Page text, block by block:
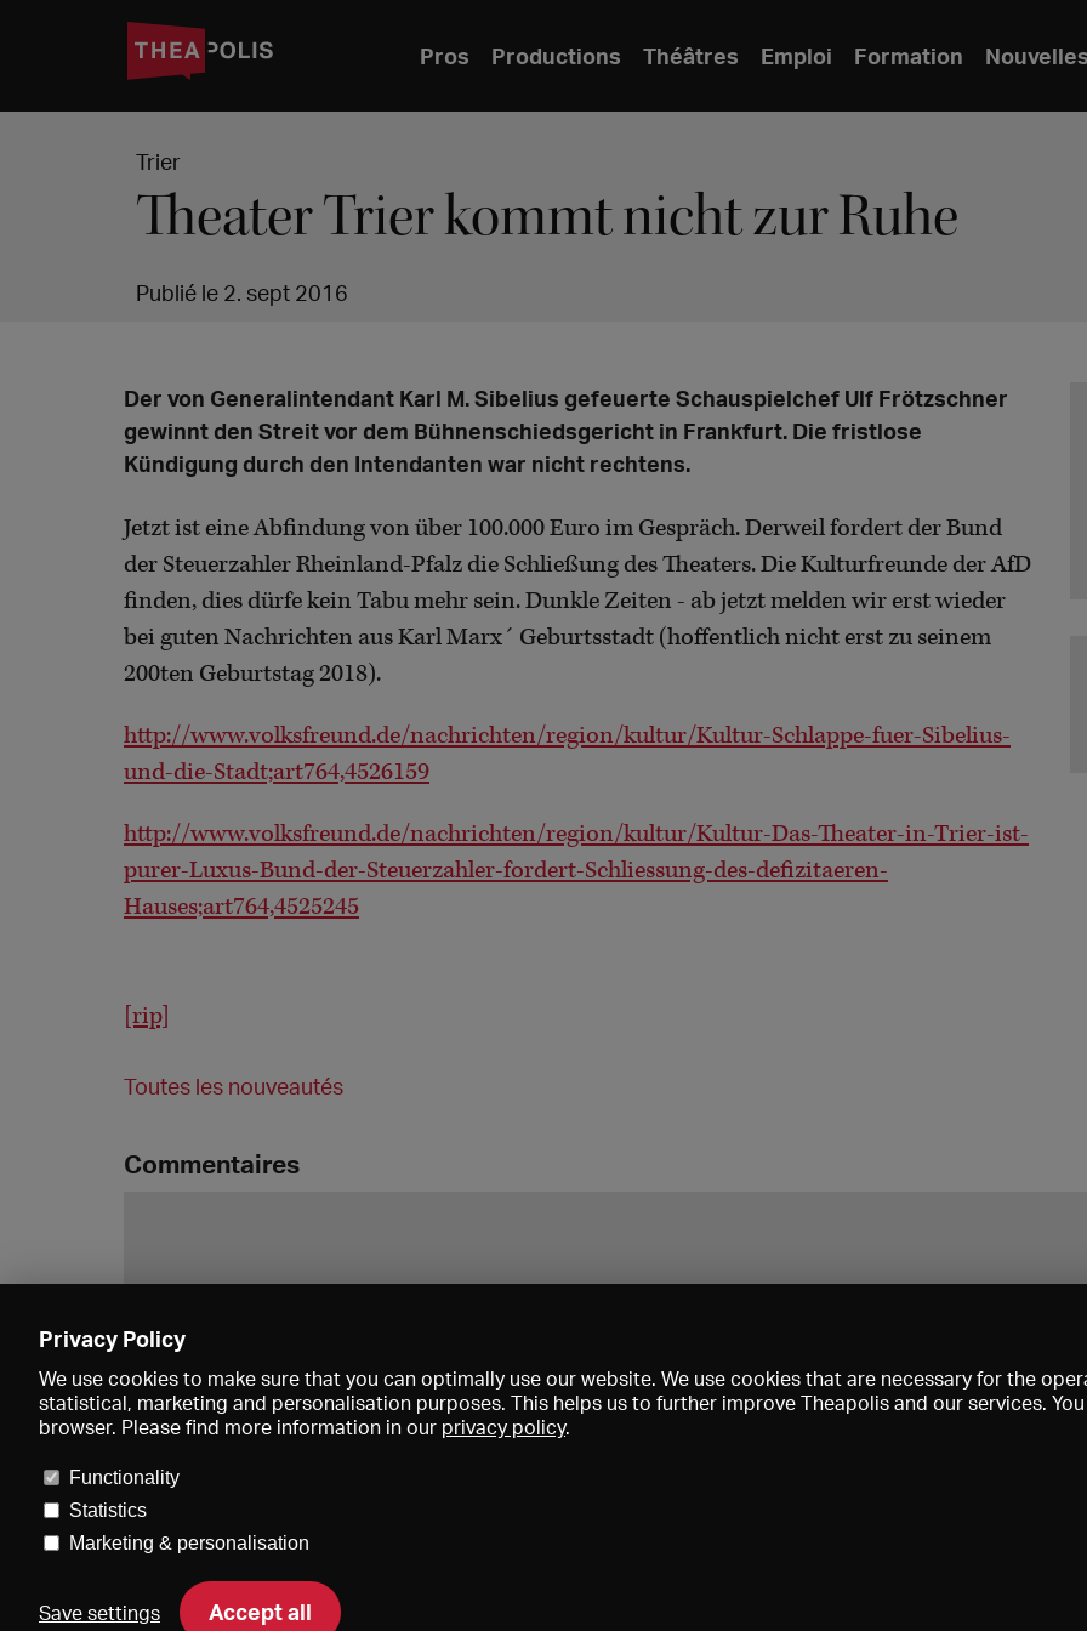
Pros Productions Théâtres Emploi Formation Nouvelles
Trier
Theater Trier kommt nicht zur Ruhe
Publié le 2. sept 2016
Der von Generalintendant Karl M. Sibelius gefeuerte Schauspielchef Ulf Frötzschner
gewinnt den Streit vor dem Bühnenschiedsgericht in Frankfurt. Die fristlose
Kündigung durch den Intendanten war nicht rechtens.
Jetzt ist eine Abfindung von über 100.000 Euro im Gespräch. Derweil fordert der Bund
der Steuerzahler Rheinland-Pfalz die Schließung des Theaters. Die Kulturfreunde der AfD
finden, dies dürfe kein Tabu mehr sein. Dunkle Zeiten - ab jetzt melden wir erst wieder
bei guten Nachrichten aus Karl Marx´ Geburtsstadt (hoffentlich nicht erst zu seinem
200ten Geburtstag 2018).
http://www.volksfreund.de/nachrichten/region/kultur/Kultur-Schlappe-fuer-Sibelius-
und-die-Stadt;art764,4526159
http://www.volksfreund.de/nachrichten/region/kultur/Kultur-Das-Theater-in-Trier-ist-
purer-Luxus-Bund-der-Steuerzahler-fordert-Schliessung-des-defizitaeren-
Hauses;art764,4525245
[rip]
Toutes les nouveautés
Commentaires
Privacy Policy
We use cookies to make sure that you can optimally use our website. We use cookies that are necessary for the
statistical, marketing and personalisation purposes. This helps us to further improve Theapolis and our services.
browser. Please find more information in our privacy policy.
Functionality
Statistics
Marketing & personalisation
Save settings Accept all